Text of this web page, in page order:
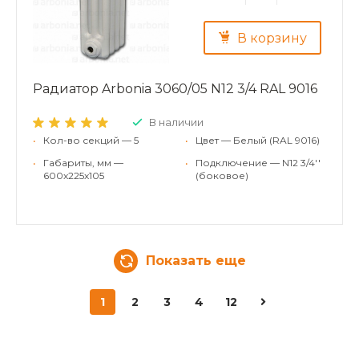
В корзину
Радиатор Arbonia 3060/05 N12 3/4 RAL 9016
В наличии
•
Кол-во секций — 5
•
Габариты, мм —
600x225x105
•
Цвет — Белый (RAL 9016)
•
Подключение — N12 3/4''
(боковое)
Показать еще
1 2 3 4 12